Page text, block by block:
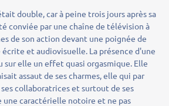
double, car à peine trois jours après sa
conviée par une chaîne de télévision à
de son action devant une poignée de
et audiovisuelle. La présence d'une
sur elle un effet quasi orgasmique. Elle
assaut de ses charmes, elle qui par
collaboratrices et surtout de ses
caractérielle notoire et ne pas